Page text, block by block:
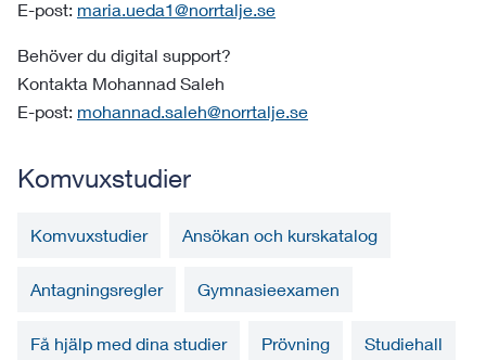
E-post: maria.ueda1@norrtalje.se
Behöver du digital support?
Kontakta Mohannad Saleh
E-post: mohannad.saleh@norrtalje.se
Komvuxstudier
Komvuxstudier Ansökan och kurskatalog
Antagningsregler Gymnasieexamen
Få hjälp med dina studier Prövning Studiehall